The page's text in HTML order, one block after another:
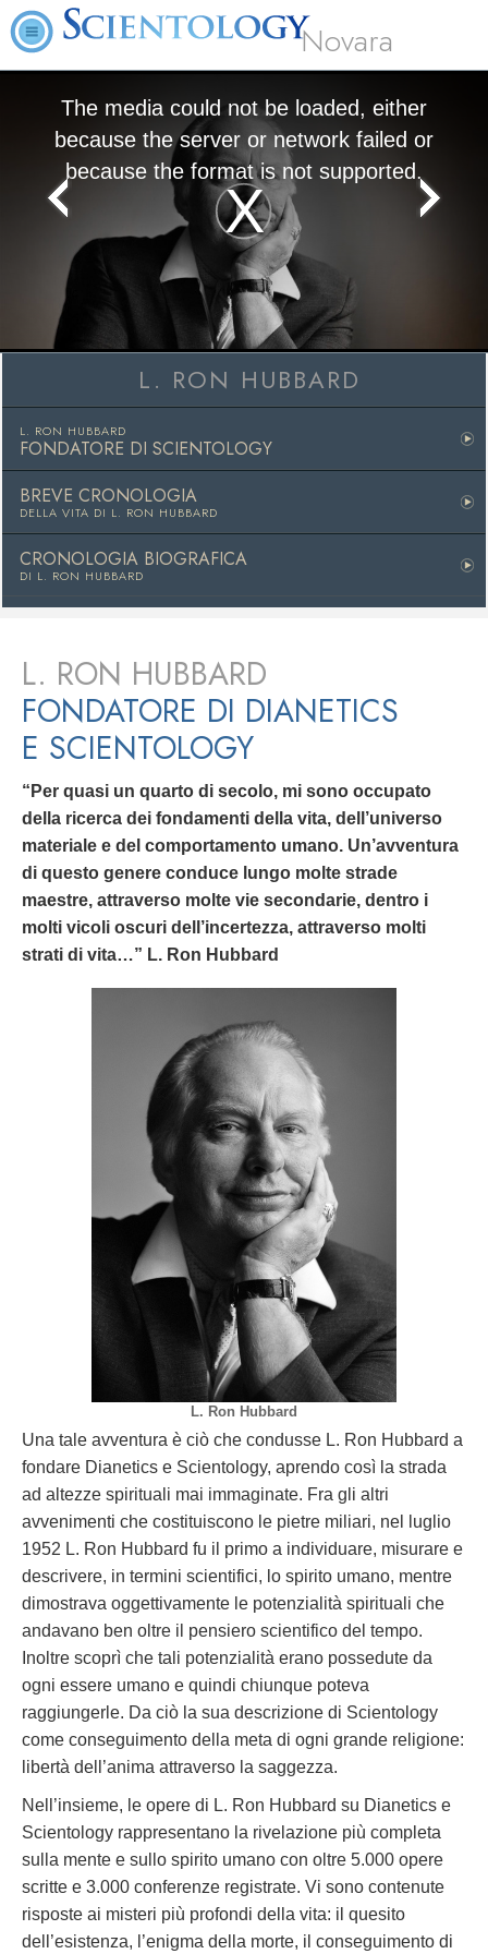
Novara
L. RON HUBBARD
L. RON HUBBARD
FONDATORE DI SCIENTOLOGY
BREVE CRONOLOGIA
DELLA VITA DI L. RON HUBBARD
CRONOLOGIA BIOGRAFICA
DI L. RON HUBBARD
Play
Video
The media could not be loaded, either
because the server or network failed or
because the format is not supported.
L. RON HUBBARD
FONDATORE DI DIANETICS
E SCIENTOLOGY
“Per quasi un quarto di secolo, mi sono occupato
della ricerca dei fondamenti della vita, dell’universo
materiale e del comportamento umano. Un’avventura
di questo genere conduce lungo molte strade
maestre, attraverso molte vie secondarie, dentro i
molti vicoli oscuri dell’incertezza, attraverso molti
strati di vita…” L. Ron Hubbard
L. Ron Hubbard
Una tale avventura è ciò che condusse L. Ron Hubbard a
fondare Dianetics e Scientology, aprendo così la strada
ad altezze spirituali mai immaginate. Fra gli altri
avvenimenti che costituiscono le pietre miliari, nel luglio
1952 L. Ron Hubbard fu il primo a individuare, misurare e
descrivere, in termini scientifici, lo spirito umano, mentre
dimostrava oggettivamente le potenzialità spirituali che
andavano ben oltre il pensiero scientifico del tempo.
Inoltre scoprì che tali potenzialità erano possedute da
ogni essere umano e quindi chiunque poteva
raggiungerle. Da ciò la sua descrizione di Scientology
come conseguimento della meta di ogni grande religione:
libertà dell’anima attraverso la saggezza.
Nell’insieme, le opere di L. Ron Hubbard su Dianetics e
Scientology rappresentano la rivelazione più completa
sulla mente e sullo spirito umano con oltre 5.000 opere
scritte e 3.000 conferenze registrate. Vi sono contenute
risposte ai misteri più profondi della vita: il quesito
dell’esistenza, l’enigma della morte, il conseguimento di